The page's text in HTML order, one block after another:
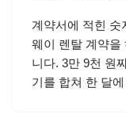
계약서에 적힌 숫
웨이 렌탈 계약을
니다. 3만 9천 원
기를 합쳐 한 달